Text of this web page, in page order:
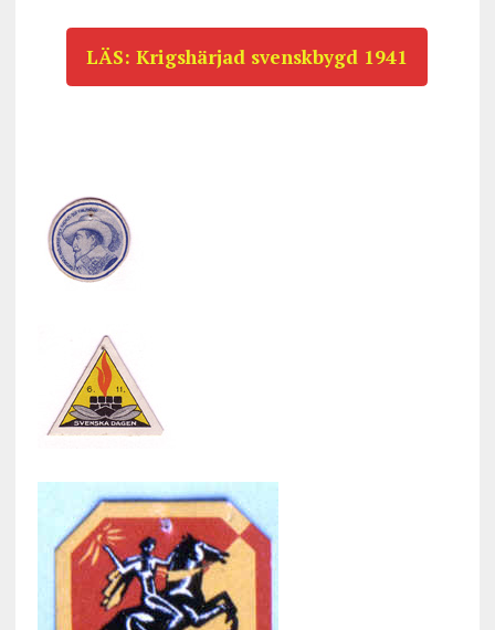
LÄS: Krigshärjad svenskbygd 1941